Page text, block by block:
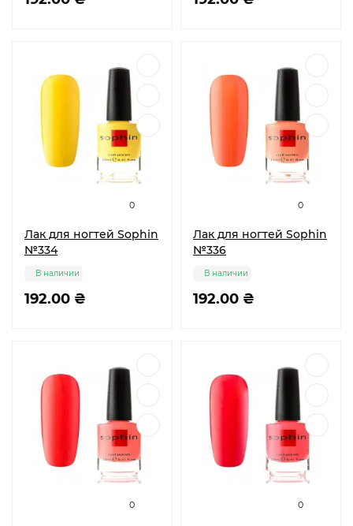
0
Лак для ногтей Sophin
№334
192.00 ₴
В наличии
0
Лак для ногтей Sophin
№336
192.00 ₴
В наличии
0 0